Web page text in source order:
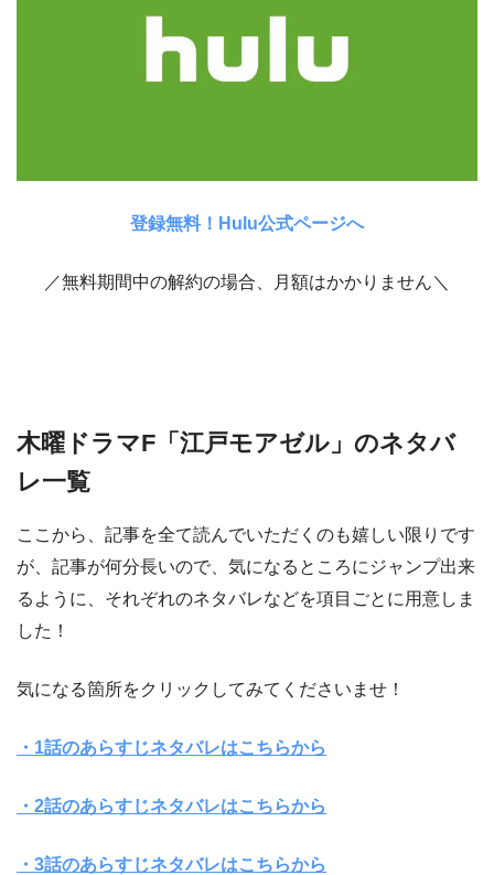
登録無料！Hulu公式ページへ
／無料期間中の解約の場合、月額はかかりません＼
木曜ドラマF「江戸モアゼル」のネタバ
レ一覧
ここから、記事を全て読んでいただくのも嬉しい限りです
が、記事が何分長いので、気になるところにジャンプ出来
るように、それぞれのネタバレなどを項目ごとに用意しま
した！
気になる箇所をクリックしてみてくださいませ！
・1話のあらすじネタバレはこちらから
・2話のあらすじネタバレはこちらから
・3話のあらすじネタバレはこちらから